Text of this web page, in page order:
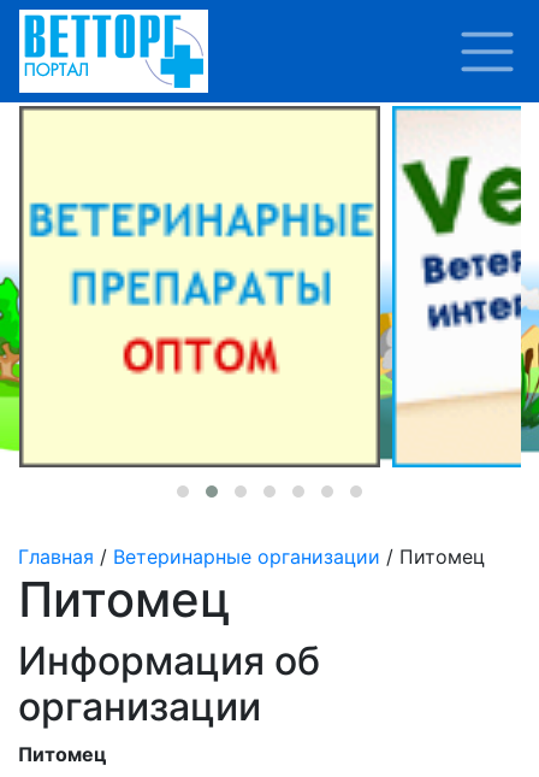
Главная / Ветеринарные организации / Питомец
Питомец
Информация об
организации
Питомец